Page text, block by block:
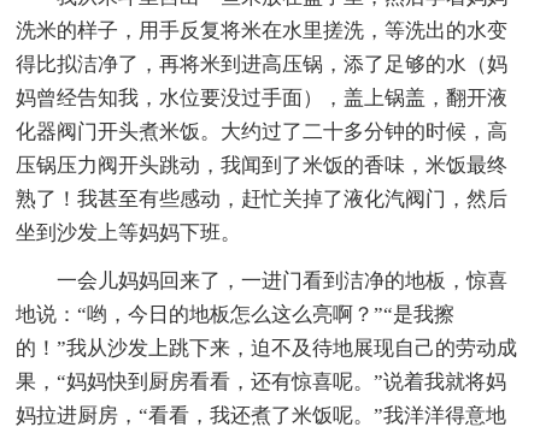
洗米的样子，用手反复将米在水里搓洗，等洗出的水变
得比拟洁净了，再将米到进高压锅，添了足够的水（妈
妈曾经告知我，水位要没过手面），盖上锅盖，翻开液
化器阀门开头煮米饭。大约过了二十多分钟的时候，高
压锅压力阀开头跳动，我闻到了米饭的香味，米饭最终
熟了！我甚至有些感动，赶忙关掉了液化汽阀门，然后
坐到沙发上等妈妈下班。
一会儿妈妈回来了，一进门看到洁净的地板，惊喜
地说：“哟，今日的地板怎么这么亮啊？”“是我擦
的！”我从沙发上跳下来，迫不及待地展现自己的劳动成
果，“妈妈快到厨房看看，还有惊喜呢。”说着我就将妈
妈拉进厨房，“看看，我还煮了米饭呢。”我洋洋得意地